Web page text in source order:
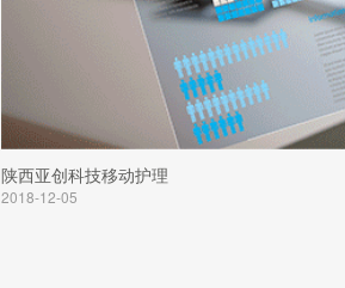
陕西亚创科技移动护理
2018-12-05